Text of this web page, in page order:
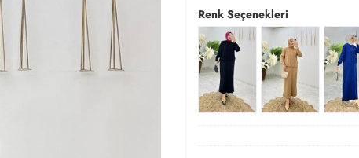
Renk Seçenekleri